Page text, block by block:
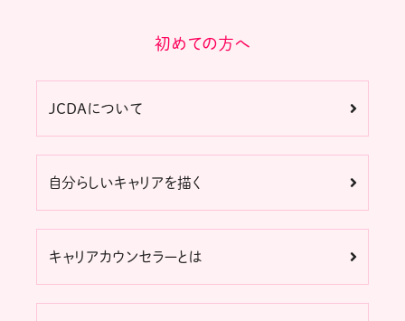
初めての方へ
JCDAについて
自分らしいキャリアを描く
キャリアカウンセラーとは